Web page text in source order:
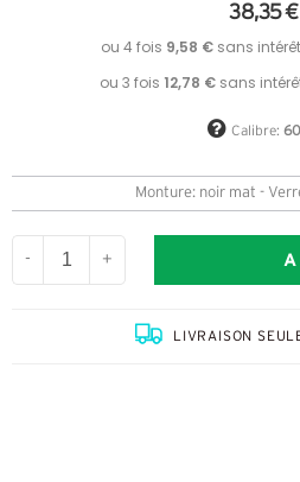
38,35 €
Calibre: 60
Monture: noir mat -
- +
LIVRAISON